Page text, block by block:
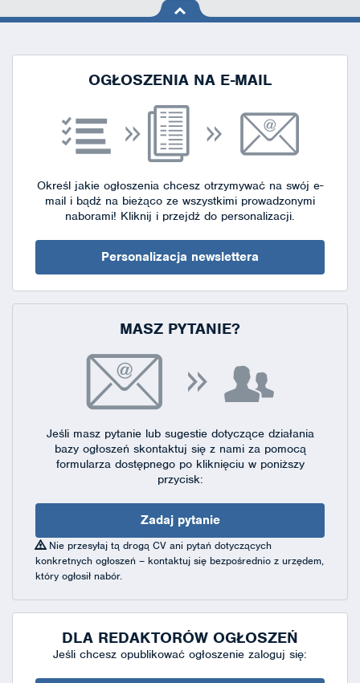
na górę
OGŁOSZENIA NA E-MAIL
Określ jakie ogłoszenia chcesz otrzymywać na swój e-
mail i bądź na bieżąco ze wszystkimi prowadzonymi
naborami! Kliknij i przejdź do personalizacji.
Personalizacja newslettera
MASZ PYTANIE?
Jeśli masz pytanie lub sugestie dotyczące działania
bazy ogłoszeń skontaktuj się z nami za pomocą
formularza dostępnegopo kliknięciu w poniższy
przycisk:
Zadaj pytanie
Nie przesyłaj tą drogą CV ani pytań dotyczących
konkretnych ogłoszeń – kontaktuj się bezpośrednio z urzędem,
który ogłosił nabór.
DLA REDAKTORÓW OGŁOSZEŃ
Jeśli chcesz opublikować ogłoszenie zaloguj się: